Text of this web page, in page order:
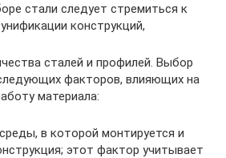
стали следует стремиться к
конструкций,
сталей и профилей. Выбор
факторов, влияющих на
материала:
в которой монтируется и
этот фактор учитывает